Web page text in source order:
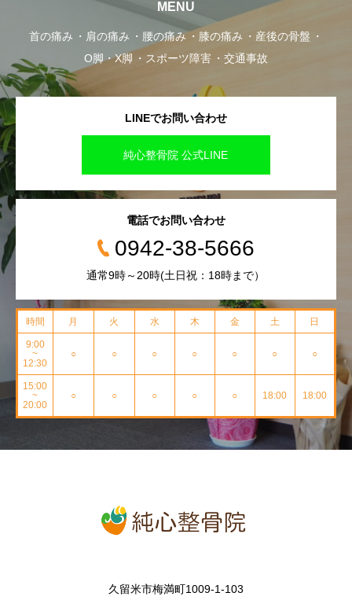
MENU
首の痛み 肩の痛み 腰の痛み 膝の痛み
産後の骨盤
O脚・X脚
スポーツ障害 交通事故
LINEでお問い合わせ
純心整骨院 公式LINE
電話でお問い合わせ
0942-38-5666
通常9時～20時(土日祝：18時まで）
時間 月 火 水 木 金 土 日
9:00
~
12:30
○ ○ ○ ○ ○ ○ ○
15:00
~
20:00
○ ○ ○ ○ ○ 18:00 18:00
久留米市梅満町1009-1-103